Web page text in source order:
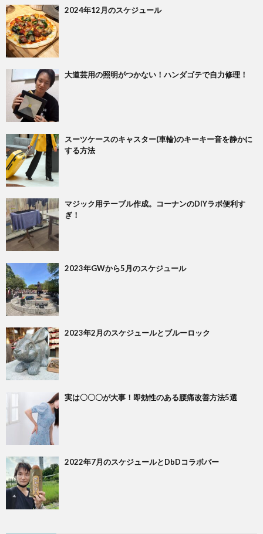
2024年12月のスケジュール
大道芸用の照明がつかない！ハンダゴテで自力修理！
スーツケースのキャスター(車輪)のキーキー音を静かに
する方法
マジック用テーブル作成。コーナンのDIYラボ便利す
ぎ！
2023年GWから5月のスケジュール
2023年2月のスケジュールとブルーロック
実は〇〇〇が大事！即効性のある腰痛改善方法5選
2022年7月のスケジュールとDbDコラボバー